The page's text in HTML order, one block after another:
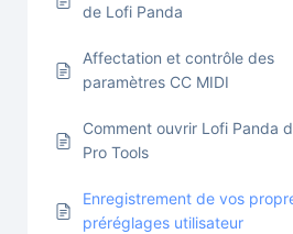
de Lofi Panda
Affectation et contrôle des
paramètres CC MIDI
Comment ouvrir Lofi Panda
Pro Tools
Enregistrement de vos
préréglages utilisateur